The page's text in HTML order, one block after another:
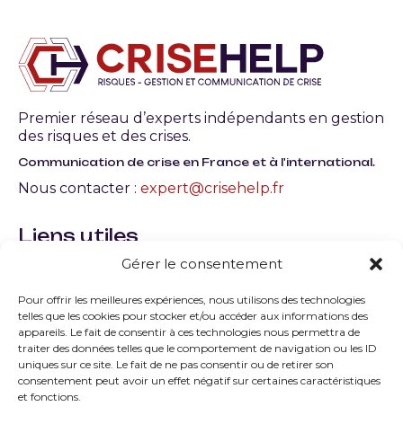
Gérer le consentement
Pour offrir les meilleures expériences, nous utilisons des technologies
telles que les cookies pour stocker et/ou accéder aux informations des
appareils. Le fait de consentir à ces technologies nous permettra de
traiter des données telles que le comportement de navigation ou les ID
uniques sur ce site. Le fait de ne pas consentir ou de retirer son
consentement peut avoir un effet négatif sur certaines caractéristiques
et fonctions.
Premier réseau d’experts indépendants en gestion
des risques et des crises.
Communication de crise en France et à l'international.
Nous contacter : expert@crisehelp.fr
Liens utiles
typologie et gestion
Quels sont les facteurs de la crise les plus courants
?
Quelles sont les principales typologies de la crise ?